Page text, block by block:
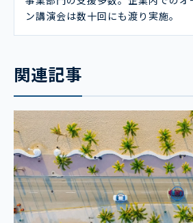
ン講演会は数十回にも渡り実施。
関連記事